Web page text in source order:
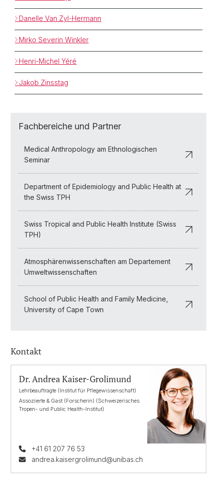
Danelle Van Zyl-Hermann
Mirko Severin Winkler
Henri-Michel Yéré
Jakob Zinsstag
Fachbereiche und Partner
Medical Anthropology am Ethnologischen
Seminar
Department of Epidemiology and Public Health at
the Swiss TPH
Swiss Tropical and Public Health Institute (Swiss
TPH)
Atmosphärenwissenschaften am Departement
Umweltwissenschaften
School of Public Health and Family Medicine,
University of Cape Town
Kontakt
Dr. Andrea Kaiser-Grolimund
Lehrbeauftragte (Institut für Pflegewissenschaft)
Assoziierte & Gast (Forscherin) (Schweizerisches
Tropen- und Public Health-Institut)
+41 61 207 76 53
andrea.kaisergrolimund@unibas.ch